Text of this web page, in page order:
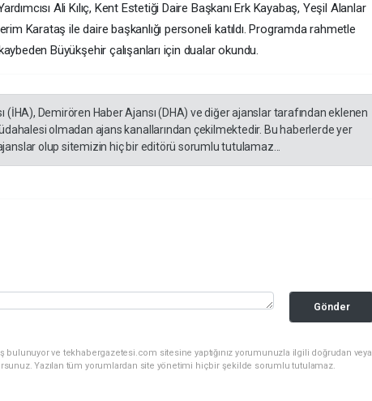
Ali Kılıç, Kent Estetiği Daire Başkanı Erk Kayabaş, Yeşil Alanlar
Karataş ile daire başkanlığı personeli katıldı. Programda rahmetle
Büyükşehir çalışanları için dualar okundu.
(İHA), Demirören Haber Ajansı (DHA) ve diğer ajanslar tarafından eklenen
olmadan ajans kanallarından çekilmektedir. Bu haberlerde yer
olup sitemizin hiç bir editörü sorumlu tutulamaz...
Gönder
bulunuyor ve tekhabergazetesi.com sitesine yaptığınız yorumunuzla ilgili doğrudan veya
Yazılan tüm yorumlardan site yönetimi hiçbir şekilde sorumlu tutulamaz.